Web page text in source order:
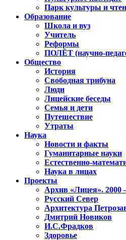
Парк культуры и
Образование
Школа и вуз
Учитель
Реформы
ПОЛЁТ (научно-
Общество
История
Свободная трибуна
Люди
Лицейские беседы
Семья и дети
Путешествие
Утраты
Наука
Новости и факты
Гуманитарные науки
Естественно-
Наука в лицах
Проекты
Архив «Лицея». 2000
Русский Север
Архитектура
Дмитрий Новиков
И.С.Фрадков
Здоровье